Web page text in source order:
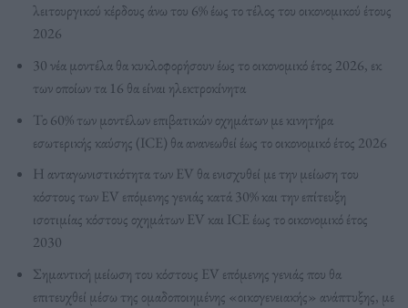
λειτουργικού κέρδους άνω του 6% έως το τέλος του οικονομικού έτους
2026
30 νέα μοντέλα θα κυκλοφορήσουν έως το οικονομικό έτος 2026, εκ
των οποίων τα 16 θα είναι ηλεκτροκίνητα
Το 60% των μοντέλων επιβατικών οχημάτων με κινητήρα
εσωτερικής καύσης (ICE) θα ανανεωθεί έως το οικονομικό έτος 2026
Η ανταγωνιστικότητα των EV θα ενισχυθεί με την μείωση του
κόστους των EV επόμενης γενιάς κατά 30% και την επίτευξη
ισοτιμίας κόστους οχημάτων EV και ICE έως το οικονομικό έτος
2030
Σημαντική μείωση του κόστους EV επόμενης γενιάς που θα
επιτευχθεί μέσω της ομαδοποιημένης «οικογενειακής» ανάπτυξης, με